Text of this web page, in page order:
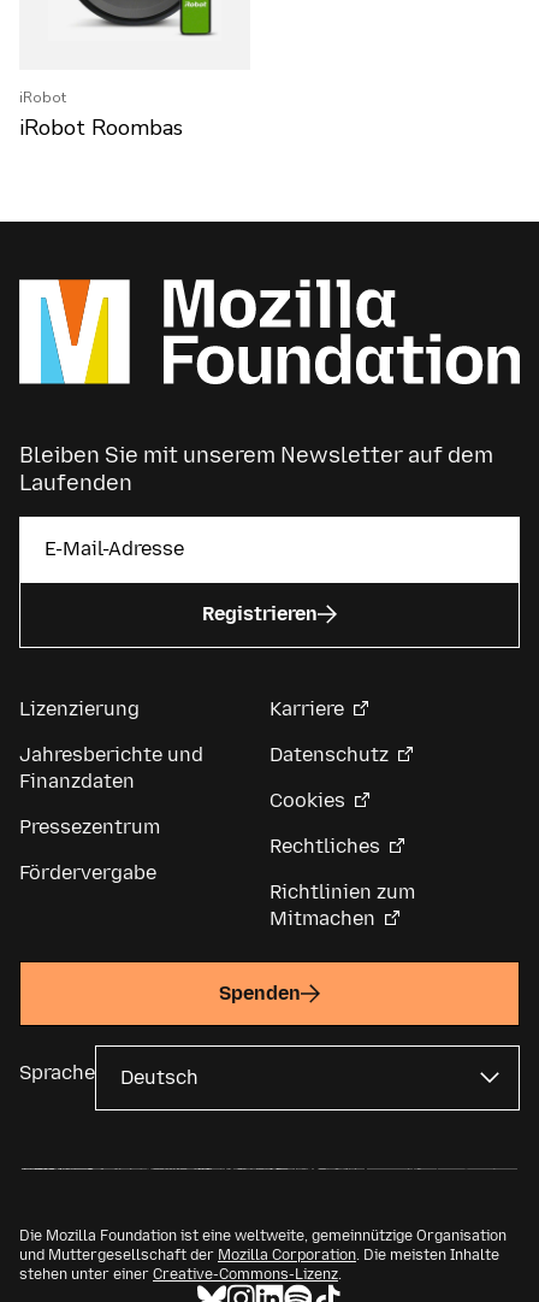
iRobot
iRobot Roombas
Bleiben Sie mit unserem Newsletter auf dem
Laufenden
Registrieren
Lizenzierung
Jahresberichte und
Finanzdaten
Pressezentrum
Fördervergabe
Karriere
Datenschutz
Cookies
Rechtliches
Richtlinien zum
Mitmachen
Spenden
Sprache
Die Mozilla Foundation ist eine weltweite, gemeinnützige Organisation
und Muttergesellschaft der Mozilla Corporation. Die meisten Inhalte
stehen unter einer Creative-Commons-Lizenz.